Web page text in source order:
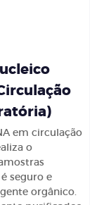
em circulação
o
seguro e
orgânico.